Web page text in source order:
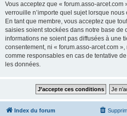
Vous acceptez que « forum.asso-arcet.com
verrouille n’importe quel sujet lorsque
En tant que membre, vous acceptez que
saisies soient stockées dans notre base de
informations ne soient pas diffusées à une
consentement, ni « forum.asso-arcet.com
comme responsables en cas de tentative
les données.
Index du forum